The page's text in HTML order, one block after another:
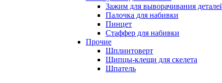
Зажим для выворачивания
Палочка для набивки
Пинцет
Стаффер для набивки
Прочие
Шплинтоверт
Щипцы-клещи для скелета
Шпатель